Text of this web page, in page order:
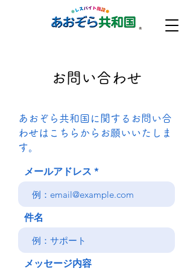
お問い合わせ
あおぞら共和国に関するお問い合
わせはこちらからお願いいたしま
す。
メールアドレス
件名
メッセージ内容